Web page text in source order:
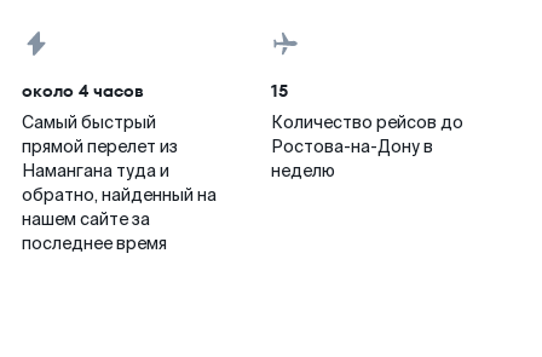
около 4 часов
Самый быстрый
прямой перелет из
Намангана туда и
обратно, найденный на
нашем сайте за
последнее время
15
Количество рейсов до
Ростова-на-Дону в
неделю